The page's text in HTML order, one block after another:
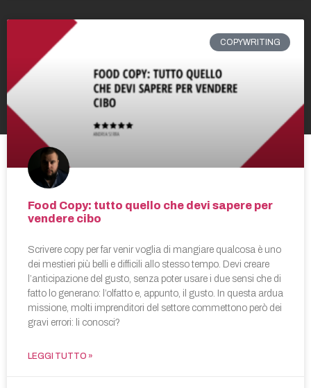
COPYWRITING
Food Copy: tutto quello che devi sapere per
vendere cibo
Scrivere copy per far venir voglia di mangiare qualcosa è uno
dei mestieri più belli e difficili allo stesso tempo. Devi creare
l’anticipazione del gusto, senza poter usare i due sensi che di
fatto lo generano: l’olfatto e, appunto, il gusto. In questa ardua
missione, molti imprenditori del settore commettono però dei
gravi errori: li conosci?
LEGGI TUTTO »